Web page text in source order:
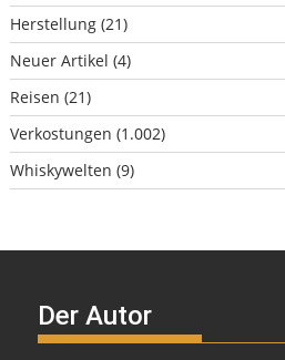
Herstellung (21)
Neuer Artikel (4)
Reisen (21)
Verkostungen (1.002)
Whiskywelten (9)
Der Autor